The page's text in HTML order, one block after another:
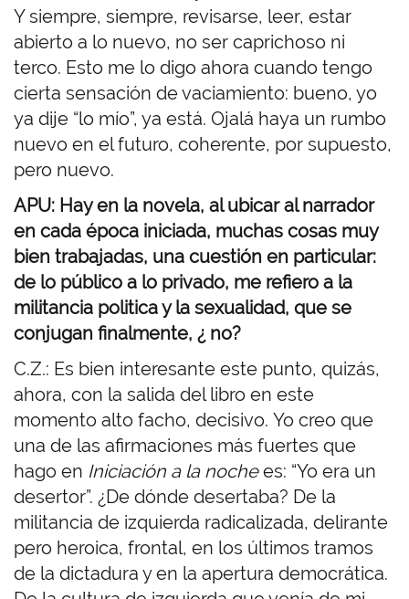
Y siempre, siempre, revisarse, leer, estar
abierto a lo nuevo, no ser caprichoso ni
terco. Esto me lo digo ahora cuando tengo
cierta sensación de vaciamiento: bueno, yo
ya dije “lo mío”, ya está. Ojalá haya un rumbo
nuevo en el futuro, coherente, por supuesto,
pero nuevo.
APU: Hay en la novela, al ubicar al narrador
en cada época iniciada, muchas cosas muy
bien trabajadas, una cuestión en particular:
de lo público a lo privado, me refiero a la
militancia politica y la sexualidad, que se
conjugan finalmente, ¿ no?
C.Z.: Es bien interesante este punto, quizás,
ahora, con la salida del libro en este
momento alto facho, decisivo. Yo creo que
una de las afirmaciones más fuertes que
hago en Iniciación a la nochees: “Yo era un
desertor”. ¿De dónde desertaba? De la
militancia de izquierda radicalizada, delirante
pero heroica, frontal, en los últimos tramos
de la dictadura y en la apertura democrática.